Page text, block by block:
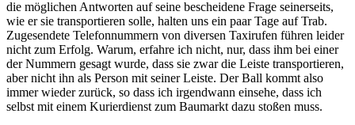
die möglichen Antworten auf seine bescheidene Frage seinerseits,
wie er sie transportieren solle, halten uns ein paar Tage auf Trab.
Zugesendete Telefonnummern von diversen Taxirufen führen leider
nicht zum Erfolg. Warum, erfahre ich nicht, nur, dass ihm bei einer
der Nummern gesagt wurde, dass sie zwar die Leiste transportieren,
aber nicht ihn als Person mit seiner Leiste. Der Ball kommt also
immer wieder zurück, so dass ich irgendwann einsehe, dass ich
selbst mit einem Kurierdienst zum Baumarkt dazu stoßen muss.